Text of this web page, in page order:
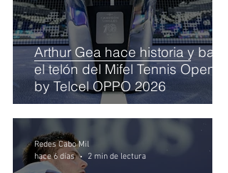
Arthur Gea hace historia y baja
el telón del Mifel Tennis Open
by Telcel OPPO 2026
Redes Cabo Mil
hace 6 días
2 min de lectura